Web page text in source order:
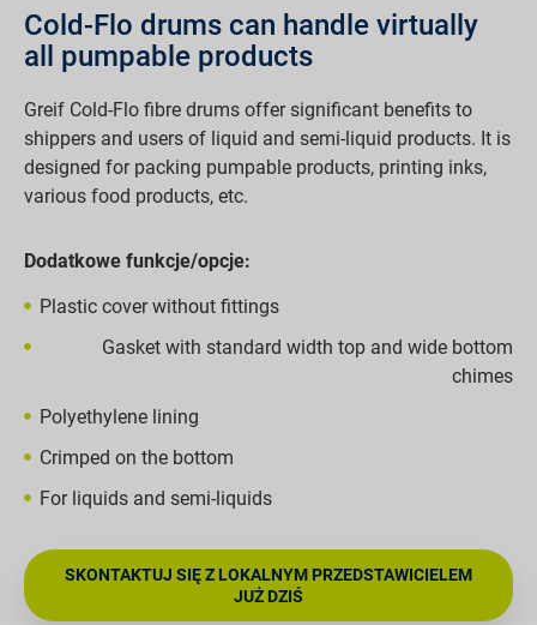
Cold-Flo drums can handle virtually
all pumpable products
Greif Cold-Flo fibre drums offer significant benefits to
shippers and users of liquid and semi-liquid products. It is
designed for packing pumpable products, printing inks,
various food products, etc.
Dodatkowe funkcje/opcje:
Plastic cover without fittings
Gasket with standard width top and wide bottom
chimes
Polyethylene lining
Crimped on the bottom
For liquids and semi-liquids
SKONTAKTUJ SIĘ Z LOKALNYM PRZEDSTAWICIELEM
JUŻ DZIŚ